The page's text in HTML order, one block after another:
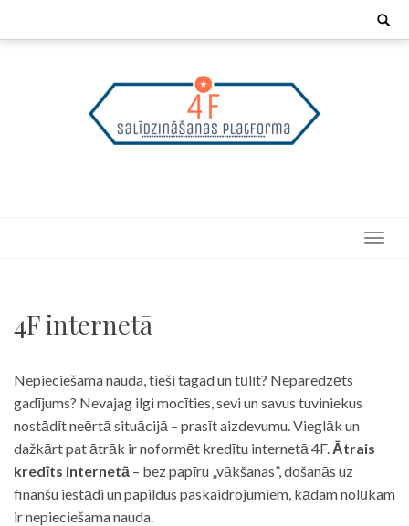
Search
4F internetā
Nepieciešama nauda, tieši tagad un tūlīt? Neparedzēts
gadījums? Nevajag ilgi mocīties, sevi un savus tuviniekus
nostādīt neērtā situācijā – prasīt aizdevumu. Vieglāk un
dažkārt pat ātrāk ir noformēt kredītu internetā 4F. Ātrais
kredīts internetā – bez papīru „vākšanas”, došanās uz
finanšu iestādi un papildus paskaidrojumiem, kādam nolūkam
ir nepieciešama nauda.